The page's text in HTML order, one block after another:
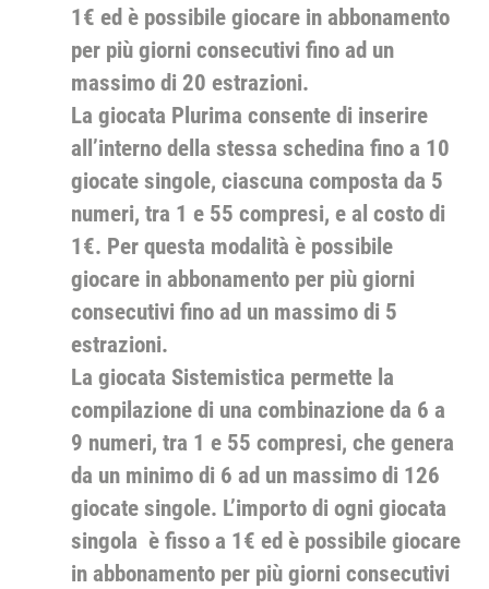
1€ ed è possibile giocare in abbonamento
per più giorni consecutivi fino ad un
massimo di 20 estrazioni.
La giocata Plurima consente di inserire
all’interno della stessa schedina fino a 10
giocate singole, ciascuna composta da 5
numeri, tra 1 e 55 compresi, e al costo di
1€. Per questa modalità è possibile
giocare in abbonamento per più giorni
consecutivi fino ad un massimo di 5
estrazioni.
La giocata Sistemistica permette la
compilazione di una combinazione da 6 a
9 numeri, tra 1 e 55 compresi, che genera
da un minimo di 6 ad un massimo di 126
giocate singole. L’importo di ogni giocata
singola è fisso a 1€ ed è possibile giocare
in abbonamento per più giorni consecutivi